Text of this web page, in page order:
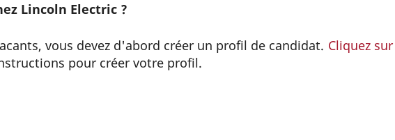
Lincoln Electric ?
vous devez d'abord créer un profil de candidat. Cliquez
pour créer votre profil.